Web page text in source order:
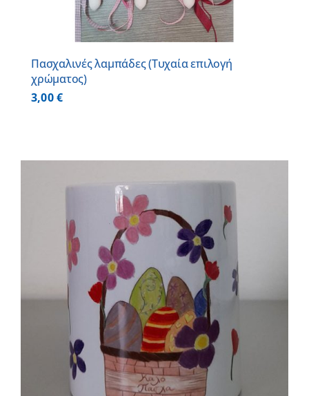
Πασχαλινές λαμπάδες (Τυχαία επιλογή
χρώματος)
3,00€